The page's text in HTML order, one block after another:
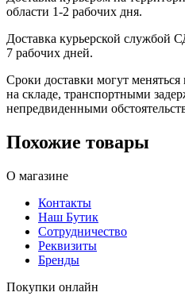
области 1-2 рабочих дня.
Доставка курьерской службой
7 рабочих дней.
Сроки доставки могут меняться
на складе, транспортными
непредвиденными
Похожие товары
О магазине
Контакты
Наш Бутик
Сотрудничество
Реквизиты
Бренды
Покупки онлайн